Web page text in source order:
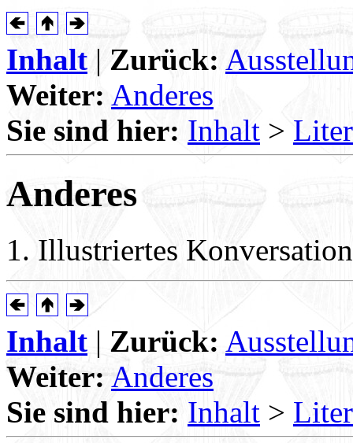
Inhalt | Zurück:
Weiter: Anderes
Sie sind hier: Inhalt >
Anderes
Illustriertes
Inhalt | Zurück:
Weiter: Anderes
Sie sind hier: Inhalt >